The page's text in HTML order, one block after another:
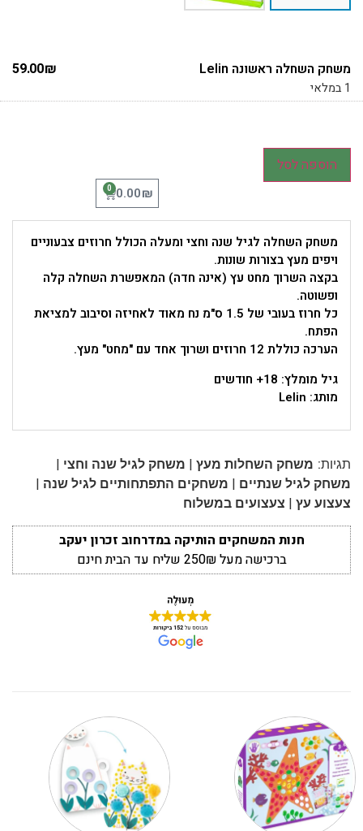
משחק השחלה ראשונה Lelin 59.00₪
1 במלאי
הוספה לסל
0.00₪
0
משחק השחלה לגיל שנה וחצי ומעלה הכולל חרוזים צבעוניים
ויפים מעץ בצורות שונות.
בקצה השרוך מחט עץ (אינה חדה) המאפשרת השחלה קלה
ופשוטה.
כל חרוז בעובי של 1.5 ס"מ נח מאוד לאחיזה וסיבוב למציאת
הפתח.
הערכה כוללת 12 חרוזים ושרוך אחד עם "מחט" מעץ.
גיל מומלץ: 18+ חודשים
מותג: Lelin
תגיות: משחק השחלות מעץ | משחק לגיל שנה וחצי |
משחק לגיל שנתיים | משחקים התפתחותיים לגיל שנה |
צעצוע עץ | צעצועים במשלוח
חנות המשחקים הותיקה במדרחוב זכרון יעקב
ברכישה מעל 250₪ שליח עד הבית חינם